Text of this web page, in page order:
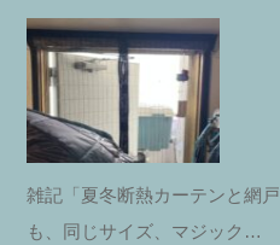
雑記「夏冬断熱カーテンと網
も、同じサイズ、マジック…